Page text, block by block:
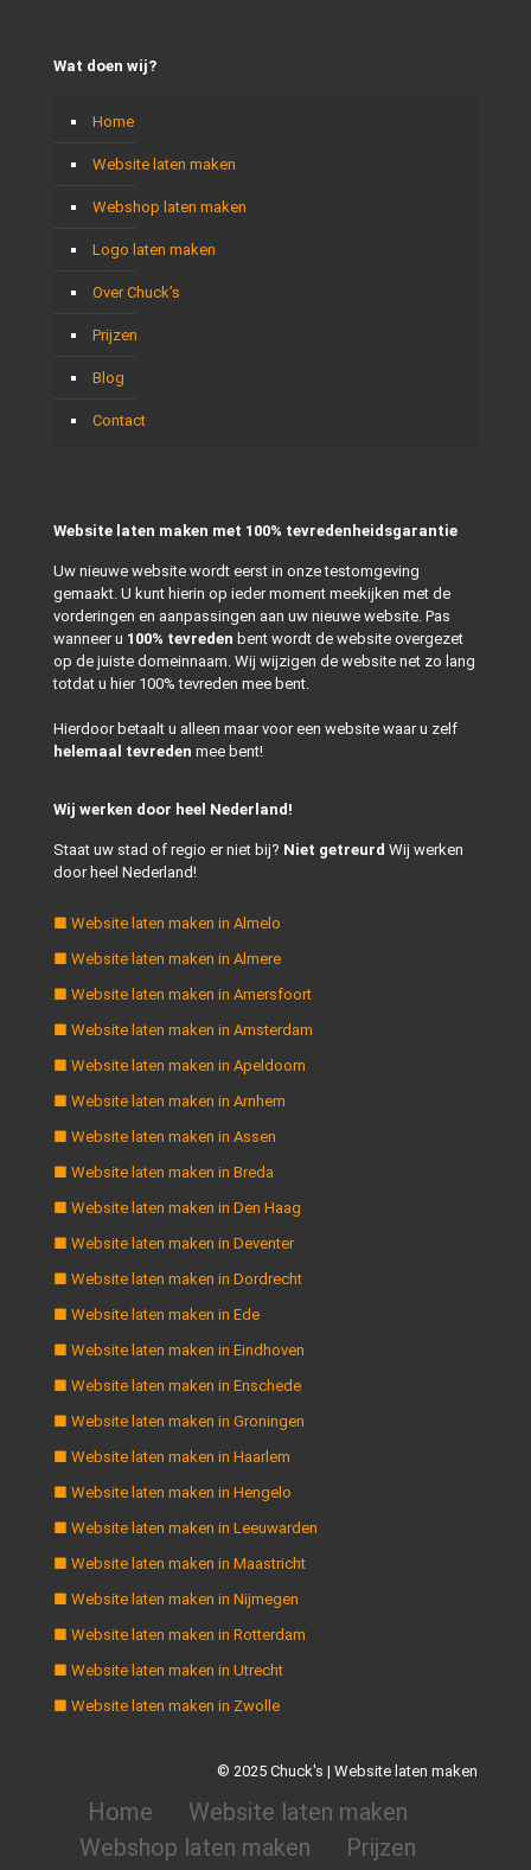
Wat doen wij?
Home
Website laten maken
Webshop laten maken
Logo laten maken
Over Chuck’s
Prijzen
Blog
Contact
Website laten maken met 100% tevredenheidsgarantie
Uw nieuwe website wordt eerst in onze testomgeving
gemaakt. U kunt hierin op ieder moment meekijken met de
vorderingen en aanpassingen aan uw nieuwe website. Pas
wanneer u 100% tevreden bent wordt de website overgezet
op de juiste domeinnaam. Wij wijzigen de website net zo lang
totdat u hier 100% tevreden mee bent.
Hierdoor betaalt u alleen maar voor een website waar u zelf
helemaal tevreden mee bent!
Wij werken door heel Nederland!
Staat uw stad of regio er niet bij? Niet getreurd Wij werken
door heel Nederland!
■ Website laten maken in Almelo
■ Website laten maken in Almere
■ Website laten maken in Amersfoort
■ Website laten maken in Amsterdam
■ Website laten maken in Apeldoorn
■ Website laten maken in Arnhem
■ Website laten maken in Assen
■ Website laten maken in Breda
■ Website laten maken in Den Haag
■ Website laten maken in Deventer
■ Website laten maken in Dordrecht
■ Website laten maken in Ede
■ Website laten maken in Eindhoven
■ Website laten maken in Enschede
■ Website laten maken in Groningen
■ Website laten maken in Haarlem
■ Website laten maken in Hengelo
■ Website laten maken in Leeuwarden
■ Website laten maken in Maastricht
■ Website laten maken in Nijmegen
■ Website laten maken in Rotterdam
■ Website laten maken in Utrecht
■ Website laten maken in Zwolle
© 2025 Chuck's | Website laten maken
Home
Website laten maken
Webshop laten maken
Prijzen